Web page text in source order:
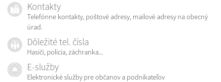
Kontakty
Telefónne kontakty, poštové adresy, mailové adresy na obecný
úrad.
Dôležité tel. čísla
Hasiči, polícia, záchranka...
E-služby
Elektronické služby pre občanov a podnikateľov